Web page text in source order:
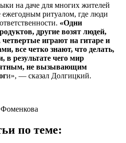
на даче для многих жителей
ритуалом, где люди
«Одни
другие возят людей,
играют на гитаре и
все четко знают, что делать,
в результате чего мир
не вызывающим
и», — сказал Долгицкий.
по теме: